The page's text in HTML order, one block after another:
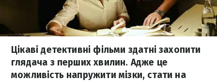
Цікаві детективні фільми здатні захопити
глядача з перших хвилин. Адже це
можливість напружити мізки, стати на